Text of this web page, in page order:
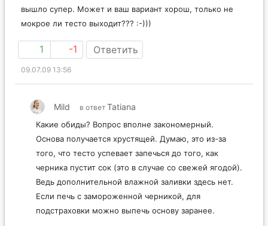
вышло супер. Может и ваш вариант хорош, только не
мокрое ли тесто выходит??? :-)))
1 -1 Ответить
09.07.09 13:56
Mild в ответ Tatiana
Какие обиды? Вопрос вполне закономерный.
Основа получается хрустящей. Думаю, это из-за
того, что тесто успевает запечься до того, как
черника пустит сок (это в случае со свежей ягодой).
Ведь дополнительной влажной заливки здесь нет.
Если печь с замороженной черникой, для
подстраховки можно выпечь основу заранее.